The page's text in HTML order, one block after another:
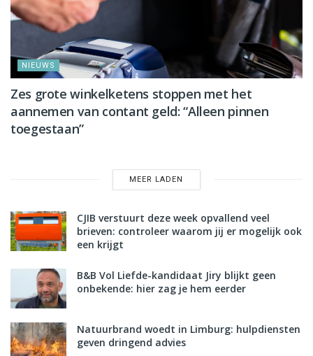
NIEUWS
Zes grote winkelketens stoppen met het
aannemen van contant geld: “Alleen pinnen
toegestaan”
MEER LADEN
CJIB verstuurt deze week opvallend veel
brieven: controleer waarom jij er mogelijk ook
een krijgt
B&B Vol Liefde-kandidaat Jiry blijkt geen
onbekende: hier zag je hem eerder
Natuurbrand woedt in Limburg: hulpdiensten
geven dringend advies